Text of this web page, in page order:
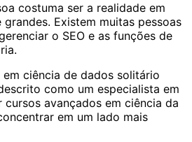
costuma ser a realidade em
Existem muitas pessoas
o SEO e as funções de
em ciência de dados solitário
como um especialista em
cursos avançados em ciência da
em um lado mais